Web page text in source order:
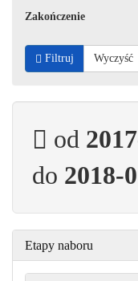
Zakończenie
Filtruj Wyczyść
od
do 2018-
Etapy naboru